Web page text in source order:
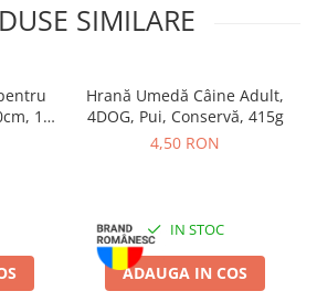
de sodiu (sare de bucătărie),
UI, vitamina D3 500 UI, vitamina E 50
proteine 14%, grăsimi 6%, fibre 3%,
rația zilnică de hrană în funcție de
oferite. Lăsați întotdeauna apă proaspătă
SIMILARE
10
Hrană Umedă Câine Adult,
4DOG, Pui, Conservă, 415g
4,50 RON
IN STOC
ADAUGA IN COS